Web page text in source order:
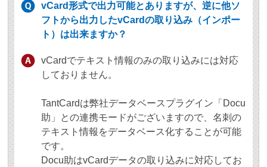
vCard形式で出力可能とありますが、逆に他ソ
フトから出力したvCardの取り込み（インポー
ト）は出来ますか？
vCardでテキスト情報のみの取り込みには対応
しておりません。
TantCardは弊社データベースプラグイン「Docu
助」との連携モードがございますので、名刺の
テキスト情報をデータベース化することが可能
です。
Docu助はvCardデータの取り込みに対応してお